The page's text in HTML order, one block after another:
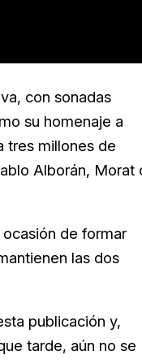
con sonadas
su homenaje a
tres millones de
Alborán, Morat
de formar
las dos
publicación y,
tarde, aún no se